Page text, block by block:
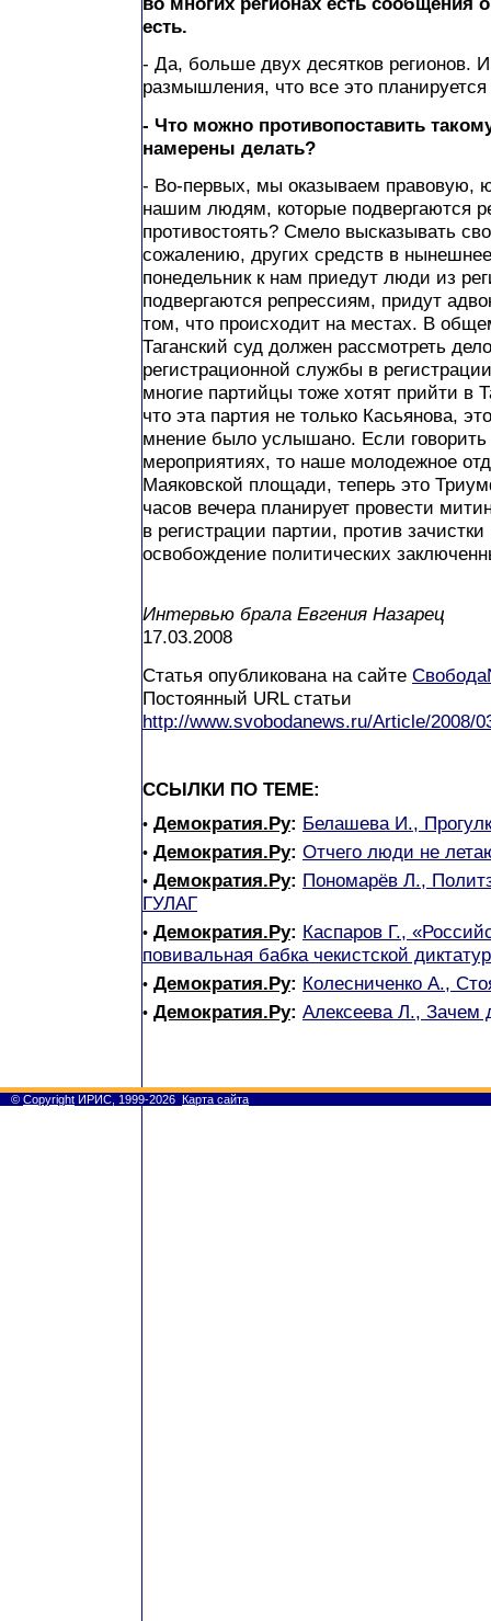
есть.
- Да, больше двух десятков регионов.
размышления, что все это планируется
- Что можно противопоставить
намерены делать?
- Во-первых, мы оказываем правовую,
нашим людям, которые подвергаются
противостоять? Смело высказывать
сожалению, других средств в
понедельник к нам приедут люди из
подвергаются репрессиям, придут
том, что происходит на местах. В
Таганский суд должен рассмотреть
регистрационной службы в
многие партийцы тоже хотят прийти в
что эта партия не только Касьянова,
мнение было услышано. Если
мероприятиях, то наше молодежное
Маяковской площади, теперь это
часов вечера планирует провести
в регистрации партии, против
освобождение политических
Интервью брала Евгения Назарец
17.03.2008
Статья опубликована на сайте
Постоянный URL статьи
http://www.svobodanews.ru/Article/2008/
ССЫЛКИ ПО ТЕМЕ:
• Демократия.Ру: Белашева И.,
• Демократия.Ру: Отчего люди не
• Демократия.Ру: Пономарёв Л.,
ГУЛАГ
• Демократия.Ру: Каспаров Г.,
повивальная бабка чекистской
• Демократия.Ру: Колесниченко А.,
• Демократия.Ру: Алексеева Л.,
© Copyright ИРИС, 1999-2026 Карта сайта